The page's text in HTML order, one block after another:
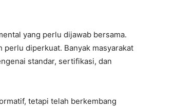
yang perlu dijawab bersama.
perlu diperkuat. Banyak masyarakat
standar, sertifikasi, dan
tetapi telah berkembang